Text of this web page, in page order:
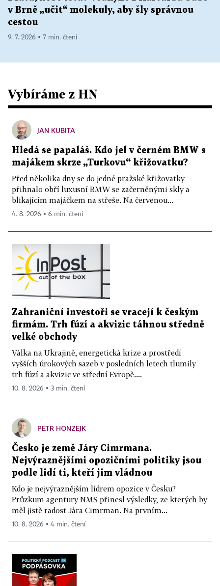
v Brně „učit“ molekuly, aby šly správnou
cestou
9. 7. 2026 ▪ 7 min. čtení
Vybíráme z HN
JAN KUBITA
Hledá se papaláš. Kdo jel v černém BMW s
majákem skrze „Turkovu“ křižovatku?
Před několika dny se do jedné pražské křižovatky
přihnalo obří luxusní BMW se začerněnými skly a
blikajícím majáčkem na střeše. Na červenou...
4. 8. 2026 ▪ 6 min. čtení
Zahraniční investoři se vracejí k českým
firmám. Trh fúzí a akvizic táhnou středně
velké obchody
Válka na Ukrajině, energetická krize a prostředí
vyšších úrokových sazeb v posledních letech tlumily
trh fúzí a akvizic ve střední Evropě....
10. 8. 2026 ▪ 3 min. čtení
PETR HONZEJK
Česko je země Járy Cimrmana.
Nejvýraznějšími opozičními politiky jsou
podle lidí ti, kteří jim vládnou
Kdo je nejvýraznějším lídrem opozice v Česku?
Průzkum agentury NMS přinesl výsledky, ze kterých by
měl jistě radost Jára Cimrman. Na prvním...
10. 8. 2026 ▪ 4 min. čtení